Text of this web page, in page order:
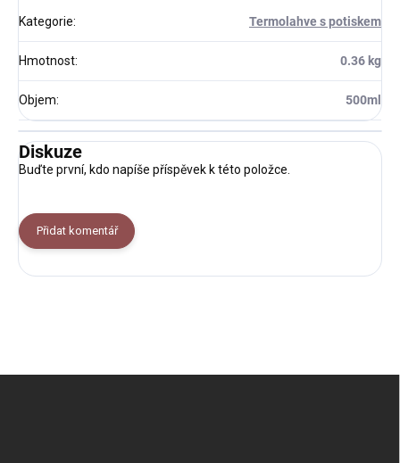
Kategorie: Termolahve s potiskem
Hmotnost: 0.36 kg
Objem: 500ml
Diskuze
Buďte první, kdo napíše příspěvek k této položce.
Přidat komentář